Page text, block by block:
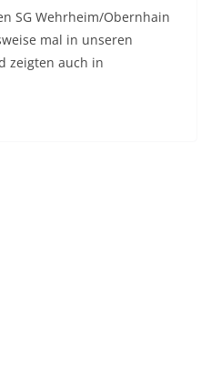
SG Wehrheim/Obernhain
mal in unseren
zeigten auch in